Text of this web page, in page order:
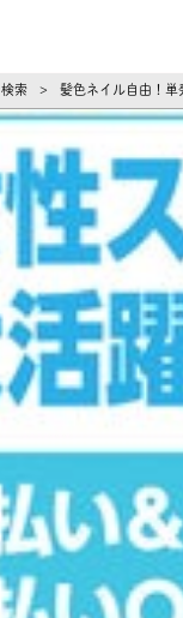
索 > 髪色ネイル自由！